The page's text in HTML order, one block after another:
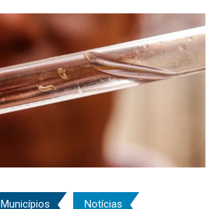
Municípios Notícias